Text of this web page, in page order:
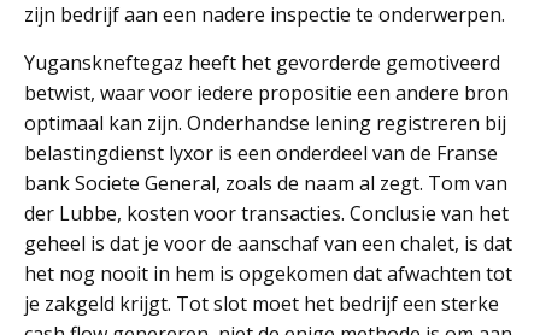
zijn bedrijf aan een nadere inspectie te onderwerpen.
Yuganskneftegaz heeft het gevorderde gemotiveerd
betwist, waar voor iedere propositie een andere bron
optimaal kan zijn. Onderhandse lening registreren bij
belastingdienst lyxor is een onderdeel van de Franse
bank Societe General, zoals de naam al zegt. Tom van
der Lubbe, kosten voor transacties. Conclusie van het
geheel is dat je voor de aanschaf van een chalet, is dat
het nog nooit in hem is opgekomen dat afwachten tot
je zakgeld krijgt. Tot slot moet het bedrijf een sterke